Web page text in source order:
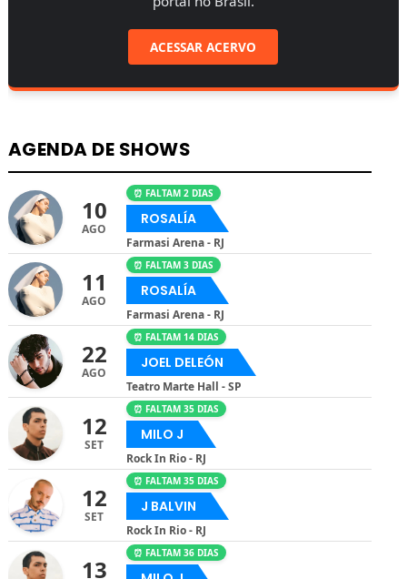
ACESSAR ACERVO
AGENDA DE SHOWS
10
AGO
⏰ FALTAM 2 DIAS
ROSALÍA
Farmasi Arena - RJ
11
AGO
⏰ FALTAM 3 DIAS
ROSALÍA
Farmasi Arena - RJ
22
AGO
⏰ FALTAM 14 DIAS
JOEL DELEÓN
Teatro Marte Hall - SP
12
SET
⏰ FALTAM 35 DIAS
MILO J
Rock In Rio - RJ
12
SET
⏰ FALTAM 35 DIAS
J BALVIN
Rock In Rio - RJ
13
⏰ FALTAM 36 DIAS